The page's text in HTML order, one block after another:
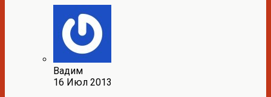
Вадим
16 Июл 2013